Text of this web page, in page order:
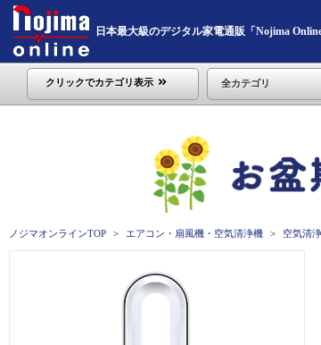
日本最大級のデジタル家電通販「Nojima Online
クリックでカテゴリ表示 全カテゴリ
ノジマオンラインTOP エアコン・扇風機・空気清浄機 空気清